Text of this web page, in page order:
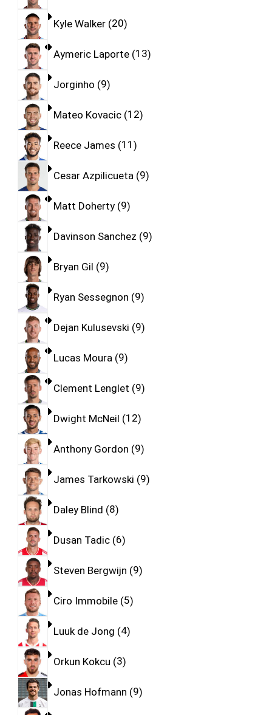
Kyle Walker 20
Aymeric Laporte 13
Jorginho 9
Mateo Kovacic 12
Reece James 11
Cesar Azpilicueta 9
Matt Doherty 9
Davinson Sanchez 9
Bryan Gil 9
Ryan Sessegnon 9
Dejan Kulusevski 9
Lucas Moura 9
Clement Lenglet 9
Dwight McNeil 12
Anthony Gordon 9
James Tarkowski 9
Daley Blind 8
Dusan Tadic 6
Steven Bergwijn 9
Ciro Immobile 5
Luuk de Jong 4
Orkun Kokcu 3
Jonas Hofmann 9